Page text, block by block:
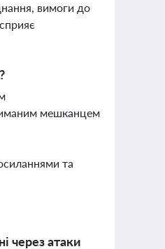
вимоги до
мешканцем
та
через атаки